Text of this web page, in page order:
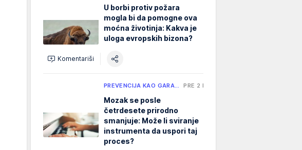
U borbi protiv požara
mogla bi da pomogne ova
moćna životinja: Kakva je
uloga evropskih bizona?
Komentariši
PREVENCIJA KAO GARA… PRE 2 H
Mozak se posle
četrdesete prirodno
smanjuje: Može li sviranje
instrumenta da uspori taj
proces?